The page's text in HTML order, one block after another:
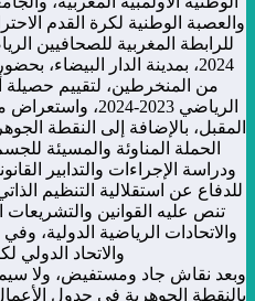
والعصبة الوطنية لكرة القدم
2024، بمدينة الدار البيضاء،
من المنخرطين، لتقييم
الرياضي 2023-
المقبل، بالإضافة إلى النقطة
الحملة المناوئة والمسيئة
ودراسة الإجراءات والتدابير
للدفاع عن استقلالية التنظيم
تنص عليه القوانين والتشريعات
والاتحادات الرياضية الدولية، وفي
والاتحاد الدولي
وبعد نقاش جاد ومستفيض، ولا
بالنقطة الجوهرية في جدول